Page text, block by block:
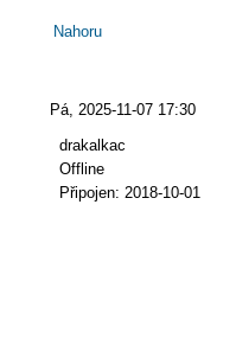
Nahoru
Pá, 2025-11-07 17:30
drakalkac
Offline
Připojen: 2018-10-01